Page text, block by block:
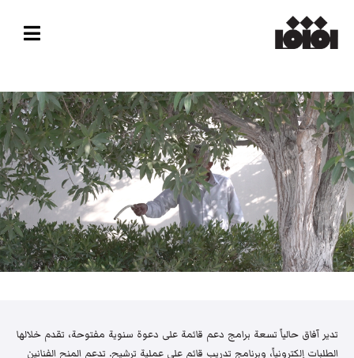
تدير آفاق حالياً تسعة برامج دعم قائمة على دعوة سنوية مفتوحة، تقدم خلالها
الطلبات إلكترونياً، وبرنامج تدريب قائم على عملية ترشيح. تدعم المنح الفنانين